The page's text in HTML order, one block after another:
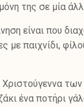
μόνη της σε μία
είναι που
με παιχνίδι,
Χριστούγεννα
ένα ποτήρι